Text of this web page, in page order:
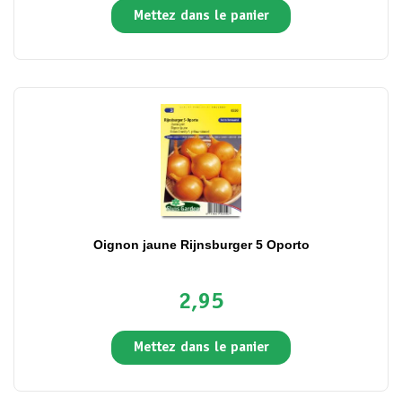
Mettez dans le panier
Oignon jaune Rijnsburger 5 Oporto
2,95
Mettez dans le panier